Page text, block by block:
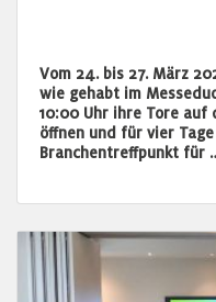
Vom 24. bis 27. März
wie gehabt im
10:00 Uhr ihre Tore auf
öffnen und für vier
Branchentreffpunkt für